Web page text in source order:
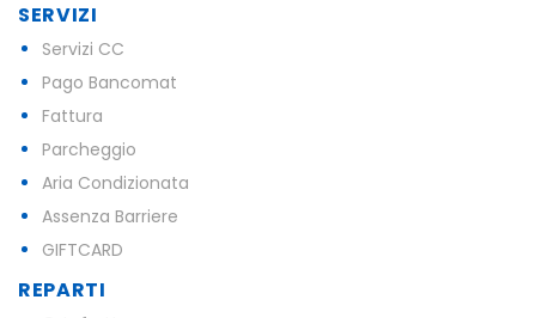
SERVIZI
Servizi CC
Pago Bancomat
Fattura
Parcheggio
Aria Condizionata
Assenza Barriere
GIFTCARD
REPARTI